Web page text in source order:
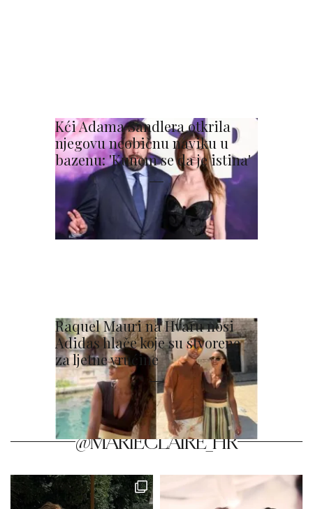
Kći Adama Sandlera otkrila
njegovu neobičnu naviku u
bazenu: 'Kunem se da je istina'
Raquel Mauri na Hvaru nosi
Adidas hlače koje su stvorene
za ljetne vrućine
@MARIECLAIRE_HR